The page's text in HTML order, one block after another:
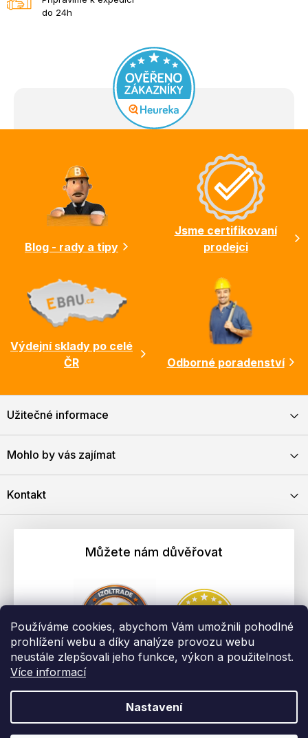
Používáme cookies, abychom Vám umožnili pohodlné
prohlížení webu a díky analýze provozu webu
neustále zlepšovali jeho funkce, výkon a použitelnost.
Více informací
Nastavení
do 24h
Blog - rady a tipy
Jsme certifikovaní
prodejci
Výdejní sklady po celé
ČR
Odborné poradenství
Užitečné informace
Mohlo by vás zajímat
Kontakt
Můžete nám důvěřovat
Vytvořil Shoptet